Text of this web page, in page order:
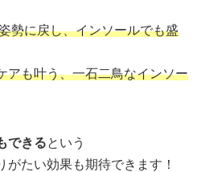
勢に戻し、インソールでも盛
アも叶う、一石二鳥なインソー
できるという
がたい効果も期待できます！